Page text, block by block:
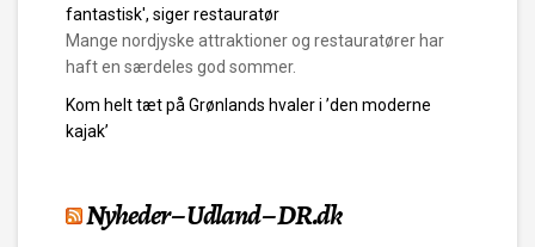
fantastisk', siger restauratør
Mange nordjyske attraktioner og restauratører har
haft en særdeles god sommer.
Kom helt tæt på Grønlands hvaler i ’den moderne
kajak’
Nyheder – Udland – DR.dk